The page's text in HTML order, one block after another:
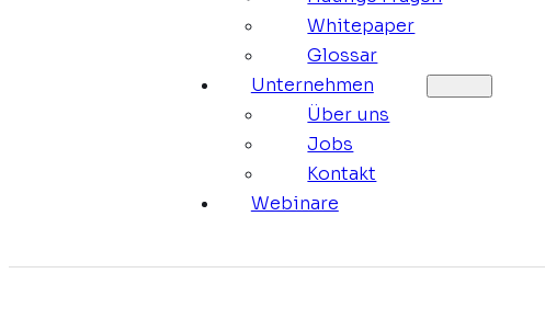
Whitepaper
Glossar
Unternehmen
Über uns
Jobs
Kontakt
Webinare